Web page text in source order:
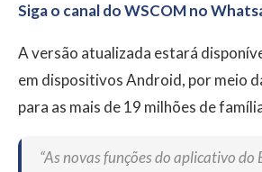
Siga o canal do WSCOM no
A versão atualizada estará
em dispositivos Android, por meio
para as mais de 19 milhões de
“As novas funções do aplicativo do